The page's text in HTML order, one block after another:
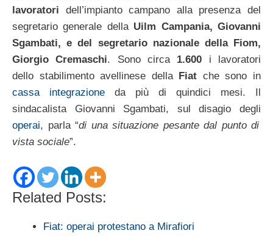
lavoratori dell’impianto campano alla presenza del
segretario generale della Uilm Campania, Giovanni
Sgambati, e del segretario nazionale della Fiom,
Giorgio Cremaschi. Sono circa 1.600 i lavoratori
dello stabilimento avellinese della Fiat che sono in
cassa integrazione da più di quindici mesi. Il
sindacalista Giovanni Sgambati, sul disagio degli
operai, parla “di una situazione pesante dal punto di
vista sociale”.
Related Posts:
Fiat: operai protestano a Mirafiori